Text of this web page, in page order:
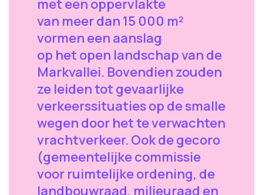
met een oppervlakte
van meer dan 15 000 m²
vormen een aanslag
op het open landschap van de
Markvallei. Bovendien zouden
ze leiden tot gevaarlijke
verkeerssituaties op de smalle
wegen door het te verwachten
vrachtverkeer. Ook de gecoro
(gemeentelijke commissie
voor ruimtelijke ordening, de
landbouwraad, milieuraad en